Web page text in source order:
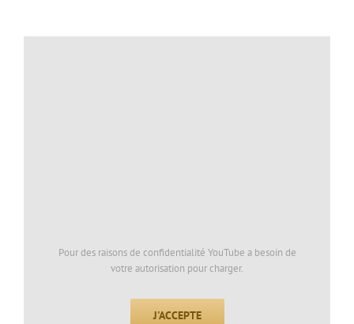
Pour des raisons de confidentialité YouTube a besoin de
votre autorisation pour charger.
J'ACCEPTE